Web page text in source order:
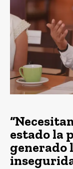
estado la
generado